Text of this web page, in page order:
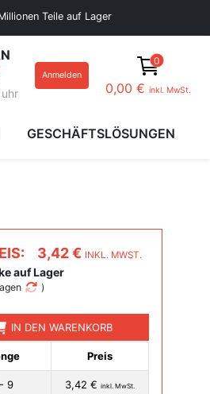
Teile auf Lager
Anmelden
0
0,00 € inkl. MwSt.
GESCHÄFTSLÖSUNGEN
3,42 € INKL. MWST.
auf Lager
)
IN DEN WARENKORB
Preis
9 3,42 € inkl. MwSt.